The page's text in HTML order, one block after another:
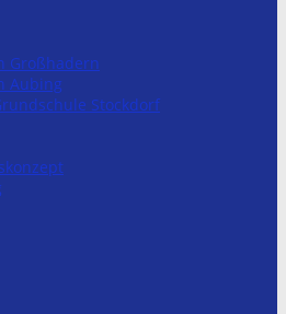
Großhadern
Aubing
Stockdorf